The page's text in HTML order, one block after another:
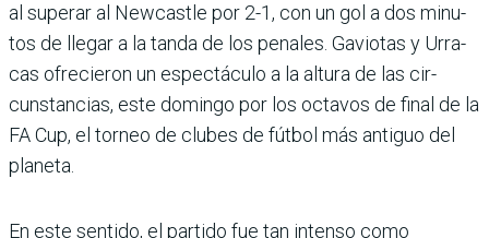
al superar al Newcastle por 2-1, con un gol a dos minu­
tos de llegar a la tanda de los penales. Gaviotas y Urra­
cas ofrecieron un espectá­culo a la altura de las cir­
cunstancias, este domingo por los octavos de final de la
FA Cup, el torneo de clu­bes de fútbol más antiguo del
planeta.
En este sentido, el partido fue tan intenso como